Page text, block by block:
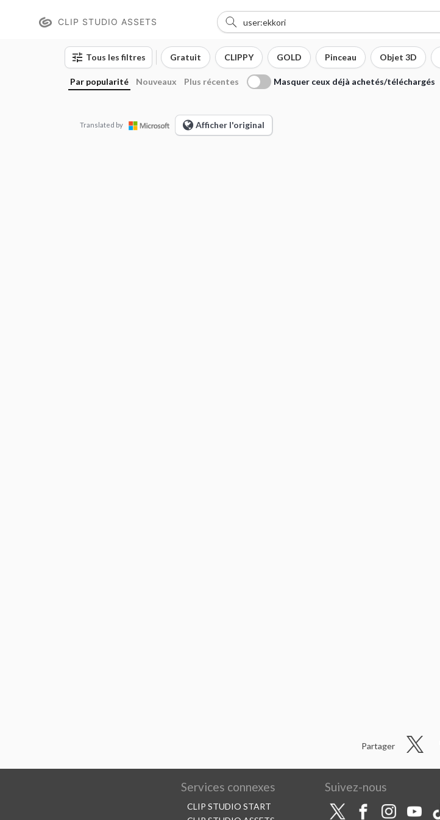
CLIP STUDIO ASSETS
Tous les filtres Gratuit CLIPPY GOLD Pinceau Objet 3D
Par popularité Nouveaux Plus récentes Masquer ceux déjà achetés/téléchargés
Translated by Afficher l'original
Partager
Services connexes
CLIP STUDIO START
Suivez-nous